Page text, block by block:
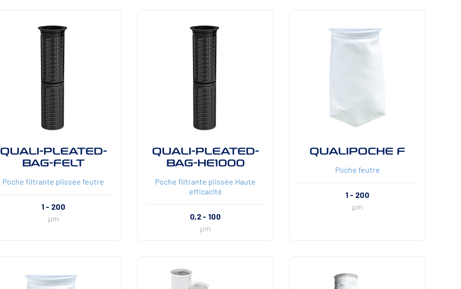
QUALI-PLEATED-
BAG-FELT
Poche filtrante plissée feutre
1 - 200
µm
QUALI-PLEATED-
BAG-HE1000
Poche filtrante plissée Haute
efficacité
0,2 - 100
µm
QUALIPOCHE F
Poche feutre
1 - 200
µm